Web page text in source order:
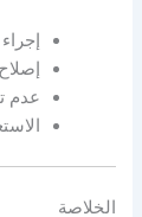
عدم
الخلاصة